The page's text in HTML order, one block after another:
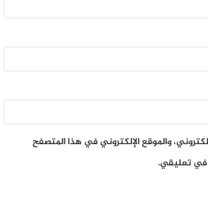
والموقع الإلكتروني في هذا المتصفح
في تعليقي.